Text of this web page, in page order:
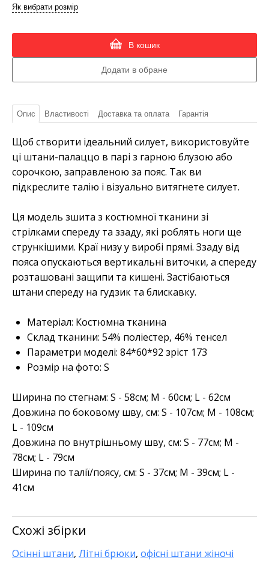
Як вибрати розмір
В кошик
Опис Властивості Доставка та оплата Гарантія
Щоб створити ідеальний силует, використовуйте
ці штани-палаццо в парі з гарною блузою або
сорочкою, заправленою за пояс. Так ви
підкреслите талію і візуально витягнете силует.
Ця модель зшита з костюмної тканини зі
стрілками спереду та ззаду, які роблять ноги ще
стрункішими. Краї низу у виробі прямі. Ззаду від
пояса опускаються вертикальні виточки, а спереду
розташовані защипи та кишені. Застібаються
штани спереду на гудзик та блискавку.
Матеріал: Костюмна тканина
Склад тканини: 54% поліестер, 46% тенсел
Параметри моделі: 84*60*92 зріст 173
Розмір на фото: S
Ширина по стегнам: S - 58см; M - 60см; L - 62см
Довжина по боковому шву, см: S - 107см; M - 108см;
L - 109см
Довжина по внутрішньому шву, см: S - 77см; M -
78см; L - 79см
Ширина по талії/поясу, см: S - 37см; M - 39см; L -
41см
Схожі збірки
Осінні штани, Літні брюки, офісні штани жіночі